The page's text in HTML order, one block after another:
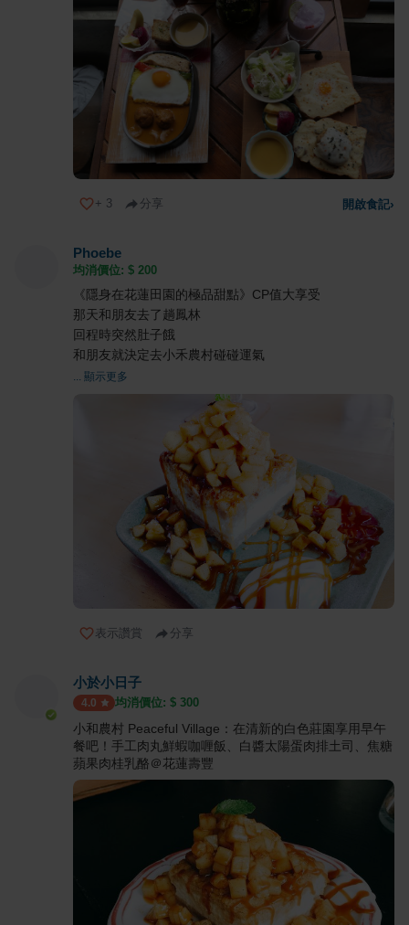
+ 3 分享 開啟食記›
Phoebe
均消價位: $ 200
《隱身在花蓮田園的極品甜點》CP值大享受
那天和朋友去了趟鳳林
回程時突然肚子餓
和朋友就決定去小禾農村碰碰運氣
... 顯示更多
表示讚賞 分享
小於小日子
4.0 均消價位: $ 300
小和農村 Peaceful Village：在清新的白色莊園享用早午
餐吧！手工肉丸鮮蝦咖喱飯、白醬太陽蛋肉排土司、焦糖
蘋果肉桂乳酪＠花蓮壽豐